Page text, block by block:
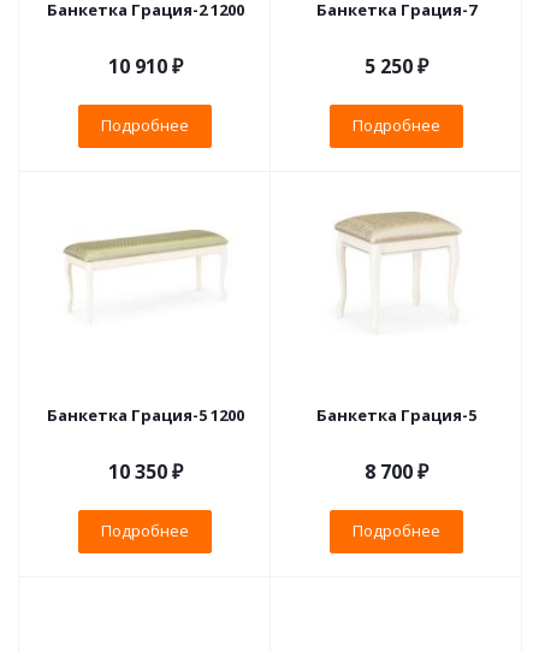
Банкетка Грация-2 1200
10 910 ₽
Подробнее
Банкетка Грация-7
5 250 ₽
Подробнее
Банкетка Грация-5 1200
10 350 ₽
Подробнее
Банкетка Грация-5
8 700 ₽
Подробнее